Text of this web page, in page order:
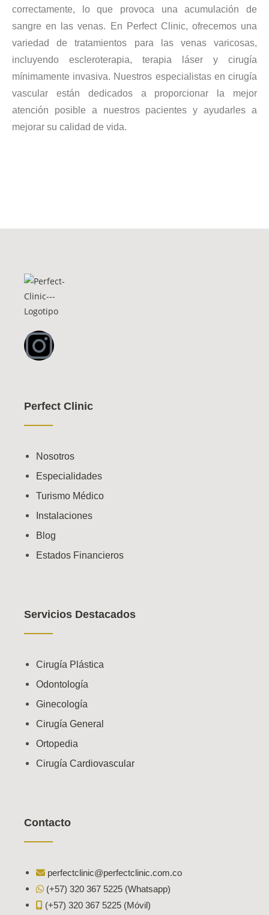
correctamente, lo que provoca una acumulación de
sangre en las venas. En Perfect Clinic, ofrecemos una
variedad de tratamientos para las venas varicosas,
incluyendo escleroterapia, terapia láser y cirugía
mínimamente invasiva. Nuestros especialistas en cirugía
vascular están dedicados a proporcionar la mejor
atención posible a nuestros pacientes y ayudarles a
mejorar su calidad de vida.
Perfect Clinic
Nosotros
Especialidades
Turismo Médico
Instalaciones
Blog
Estados Financieros
Servicios Destacados
Cirugía Plástica
Odontología
Ginecología
Cirugía General
Ortopedia
Cirugía Cardiovascular
Contacto
perfectclinic@perfectclinic.com.co
(+57) 320 367 5225 (Whatsapp)
(+57) 320 367 5225 (Móvil)